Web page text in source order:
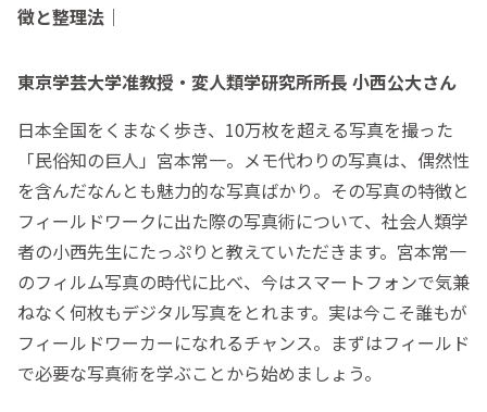
徴と整理法｜
東京学芸大学准教授・変人類学研究所所長 小西公大さん
日本全国をくまなく歩き、10万枚を超える写真を撮った
「民俗知の巨人」宮本常一。メモ代わりの写真は、偶然性
を含んだなんとも魅力的な写真ばかり。その写真の特徴と
フィールドワークに出た際の写真術について、社会人類学
者の小西先生にたっぷりと教えていただきます。宮本常一
のフィルム写真の時代に比べ、今はスマートフォンで気兼
ねなく何枚もデジタル写真をとれます。実は今こそ誰もが
フィールドワーカーになれるチャンス。まずはフィールド
で必要な写真術を学ぶことから始めましょう。